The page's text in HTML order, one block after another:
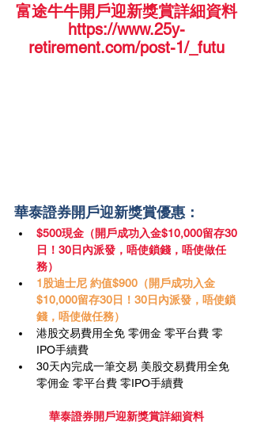
富途牛牛開戶迎新獎賞詳細資料
https://www.25y-
retirement.com/post-1/_futu
華泰證券開戶迎新獎賞優惠：
$500現金（開戶成功入金$10,000留存30
日！30日內派發，唔使鎖錢，唔使做任
務）
1股迪士尼 約值$900（開戶成功入金
$10,000留存30日！30日內派發，唔使鎖
錢，唔使做任務）
港股交易費用全免 零佣金 零平台費 零
IPO手續費
30天內完成一筆交易 美股交易費用全免
零佣金 零平台費 零IPO手續費
華泰證券開戶迎新獎賞詳細資料